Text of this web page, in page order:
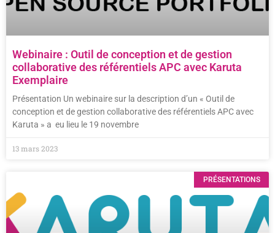
Webinaire : Outil de conception et de gestion
collaborative des référentiels APC avec Karuta
Exemplaire
Présentation Un webinaire sur la description d’un « Outil de
conception et de gestion collaborative des référentiels APC avec
Karuta » a eu lieu le 19 novembre
13 mars 2023
PRÉSENTATIONS